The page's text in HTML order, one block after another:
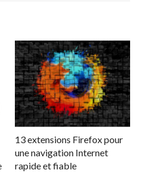
13 extensions Firefox pour
une navigation Internet
rapide et fiable